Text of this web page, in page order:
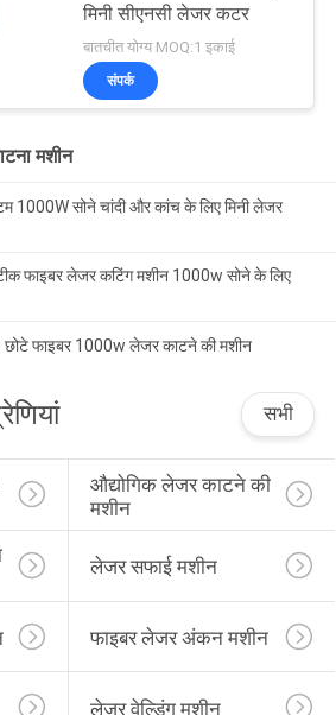
मिनी सीएनसी लेजर कटर
बातचीत योग्य MOQ:1 इकाई
संपर्क
मशीन
1000W सोने चांदी और कांच के लिए मिनी लेजर
फाइबर लेजर कटिंग मशीन 1000w सोने के लिए
छोटे फाइबर 1000w लेजर काटने की मशीन
सभी
औद्योगिक लेजर काटने की
मशीन
लेजर सफाई मशीन
फाइबर लेजर अंकन मशीन
लेजर वेल्डिंग मशीन